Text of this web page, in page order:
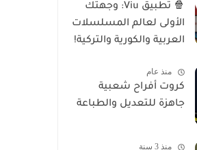
🍿 تطبيق Viu: وجهتك
الأولى لعالم المسلسلات
العربية والكورية والتركية!
منذ عام
كروت أفراح شعبية
جاهزة للتعديل والطباعة
منذ 3 سنة